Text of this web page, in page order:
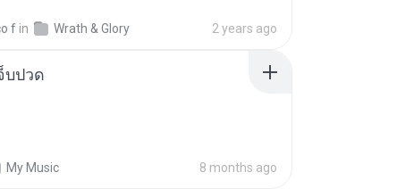
f in Wrath & Glory 2 years ago
บปวด
My Music 8 months ago